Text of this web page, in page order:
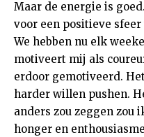
Maar de energie is
voor een positieve
We hebben nu elk
motiveert mij als
erdoor gemotiveerd.
harder willen pushen.
anders zou zeggen zou
honger en